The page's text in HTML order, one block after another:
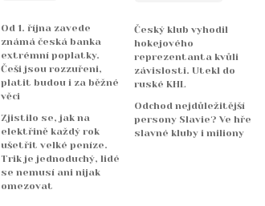
Od 1. října zavede
známá česká banka
extrémní poplatky.
Češi jsou rozzuřeni,
platit budou i za běžné
věci
Zjistilo se, jak na
elektřině každý rok
ušetřit velké peníze.
Trik je jednoduchý, lidé
se nemusí ani nijak
omezovat
Český klub vyhodil
hokejového
reprezentanta kvůli
závislosti. Utekl do
ruské KHL
Odchod nejdůležitější
persony Slavie? Ve hře
slavné kluby i miliony